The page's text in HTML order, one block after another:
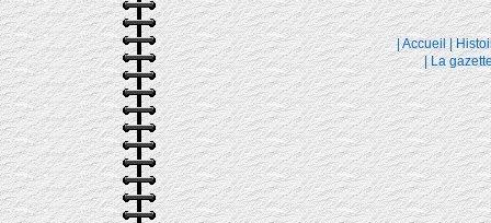
|Accueil |
| La